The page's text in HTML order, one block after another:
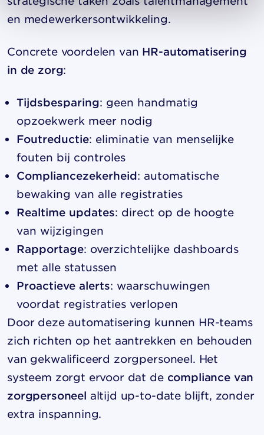
en medewerkersontwikkeling.
Concrete voordelen van HR-automatisering
in de zorg:
Tijdsbesparing: geen handmatig
opzoekwerk meer nodig
Foutreductie: eliminatie van menselijke
fouten bij controles
Compliancezekerheid: automatische
bewaking van alle registraties
Realtime updates: direct op de hoogte
van wijzigingen
Rapportage: overzichtelijke dashboards
met alle statussen
Proactieve alerts: waarschuwingen
voordat registraties verlopen
Door deze automatisering kunnen HR-teams
zich richten op het aantrekken en behouden
van gekwalificeerd zorgpersoneel. Het
systeem zorgt ervoor dat de compliance van
zorgpersoneel altijd up-to-date blijft, zonder
extra inspanning.